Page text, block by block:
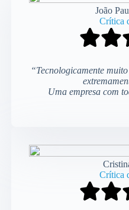
João
Crítica
“Tecnologicamente
Uma empresa com
Crítica